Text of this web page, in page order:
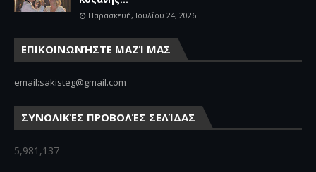
Παρασκευή, Ιουλίου 24, 2026
ΕΠΙΚΟΙΝΩΝΉΣΤΕ ΜΑΖΊ ΜΑΣ
email:sakisteg@gmail.com
ΣΥΝΟΛΙΚΈΣ ΠΡΟΒΟΛΈΣ ΣΕΛΊΔΑΣ
5,981,137